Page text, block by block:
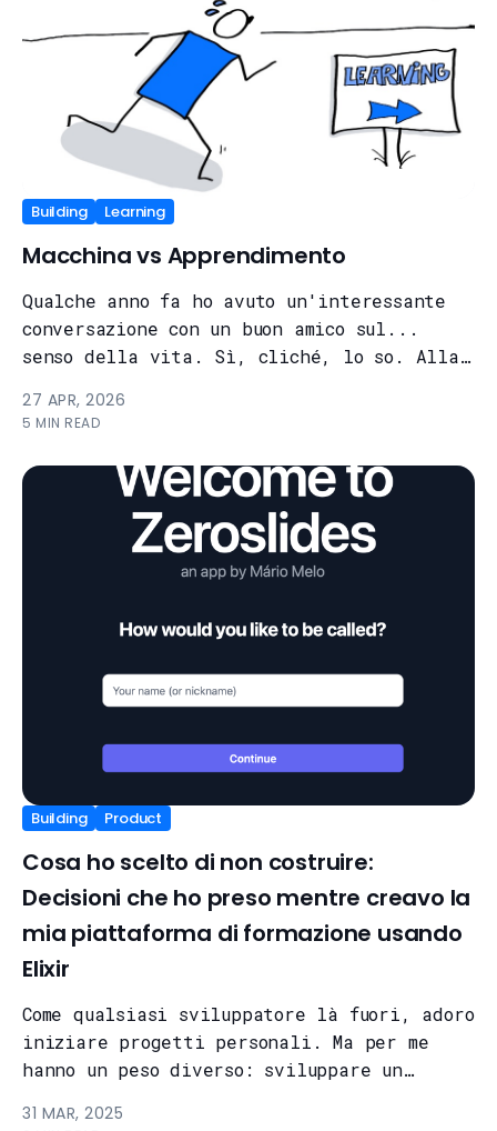
Building Learning
Macchina vs Apprendimento
Qualche anno fa ho avuto un'interessante
conversazione con un buon amico sul...
senso della vita. Sì, cliché, lo so. Alla
27 APR, 2026
5 MIN READ
Building Product
Cosa ho scelto di non costruire:
Decisioni che ho preso mentre creavo la
mia piattaforma di formazione usando
Elixir
Come qualsiasi sviluppatore là fuori, adoro
iniziare progetti personali. Ma per me
hanno un peso diverso: sviluppare un
31 MAR, 2025